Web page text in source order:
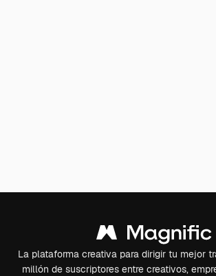
La plataforma creativa para dirigir tu mejor
millón de suscriptores entre creativos,